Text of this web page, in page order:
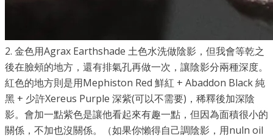
2. 金色用Agrax Earthshade 土色水洗做陰影，但我會等乾之
後在臉頰的地方，還有排氣孔再做一次，讓陰影分兩種深度。
紅色的地方則是用Mephiston Red 鮮紅 + Abaddon Black 純
黑 + 少許Xereus Purple 深紫(可以不需要)，稀釋後加深陰
影。會加一點紫色是讓他看起來有趣一點，但因為面積很小的
關係，不加也沒關係。（如果你懶得自己調陰影，用nuln oil